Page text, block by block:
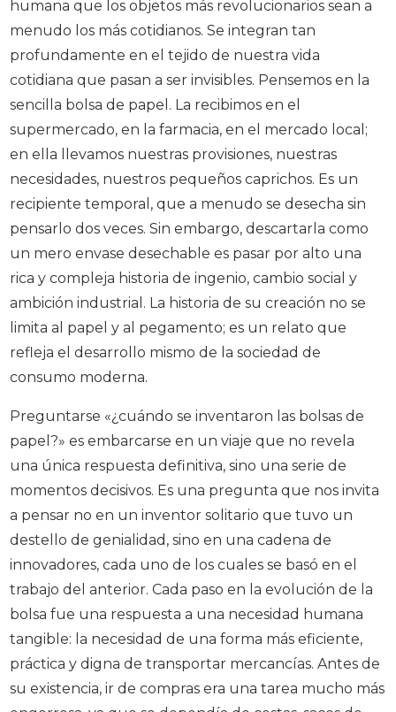
humana que los objetos más revolucionarios sean a
menudo los más cotidianos. Se integran tan
profundamente en el tejido de nuestra vida
cotidiana que pasan a ser invisibles. Pensemos en la
sencilla bolsa de papel. La recibimos en el
supermercado, en la farmacia, en el mercado local;
en ella llevamos nuestras provisiones, nuestras
necesidades, nuestros pequeños caprichos. Es un
recipiente temporal, que a menudo se desecha sin
pensarlo dos veces. Sin embargo, descartarla como
un mero envase desechable es pasar por alto una
rica y compleja historia de ingenio, cambio social y
ambición industrial. La historia de su creación no se
limita al papel y al pegamento; es un relato que
refleja el desarrollo mismo de la sociedad de
consumo moderna.
Preguntarse «¿cuándo se inventaron las bolsas de
papel?» es embarcarse en un viaje que no revela
una única respuesta definitiva, sino una serie de
momentos decisivos. Es una pregunta que nos invita
a pensar no en un inventor solitario que tuvo un
destello de genialidad, sino en una cadena de
innovadores, cada uno de los cuales se basó en el
trabajo del anterior. Cada paso en la evolución de la
bolsa fue una respuesta a una necesidad humana
tangible: la necesidad de una forma más eficiente,
práctica y digna de transportar mercancías. Antes de
su existencia, ir de compras era una tarea mucho más